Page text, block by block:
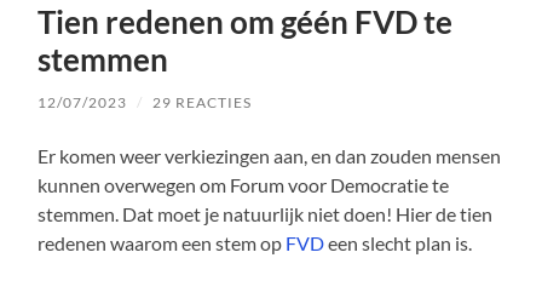
Tien redenen om géén FVD te
stemmen
12/07/2023 / 29 REACTIES
Er komen weer verkiezingen aan, en dan zouden mensen
kunnen overwegen om Forum voor Democratie te
stemmen. Dat moet je natuurlijk niet doen! Hier de tien
redenen waarom een stem op FVDeen slecht plan is.